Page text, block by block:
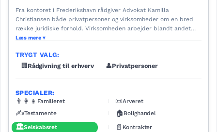
Fra kontoret i Frederikshavn rådgiver Advokat Kamilla
Christiansen både privatpersoner og virksomheder om en bred
række juridiske forhold. Virksomheden arbejder blandt andet
med skilsmisse, barnets bopæl og samvær, testamenter,
få juridisk sparring om selskabsstiftelse, kontrakter og
virksomhedsoverdragelser, mens klienter i straffesager kan få
Læs mere
TRYGT VALG:
🏢 Rådgivning til erhverv 👤Privatpersoner
SPECIALER:
👨‍👩‍👧 Familieret 📜Arveret
✍️Testamente 🏠 Bolighandel
🏛️Selskabsret 📄 Kontrakter